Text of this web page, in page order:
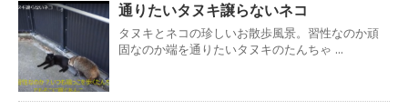
通りたいタヌキ譲らないネコ
タヌキとネコの珍しいお散歩風景。習性なのか頑
固なのか端を通りたいタヌキのたんちゃ ...